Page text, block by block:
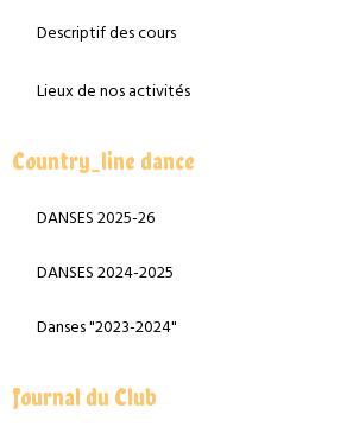
Descriptif des cours
Lieux de nos activités
Country_line dance
DANSES 2025-26
DANSES 2024-2025
Danses "2023-2024"
Journal du Club